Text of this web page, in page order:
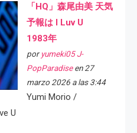
「HQ」森尾由美 天気
予報は I Luv U
1983年
por yumeki05 J-
PopParadiseen 27
marzo 2026 a las 3:44
Yumi Morio /
U